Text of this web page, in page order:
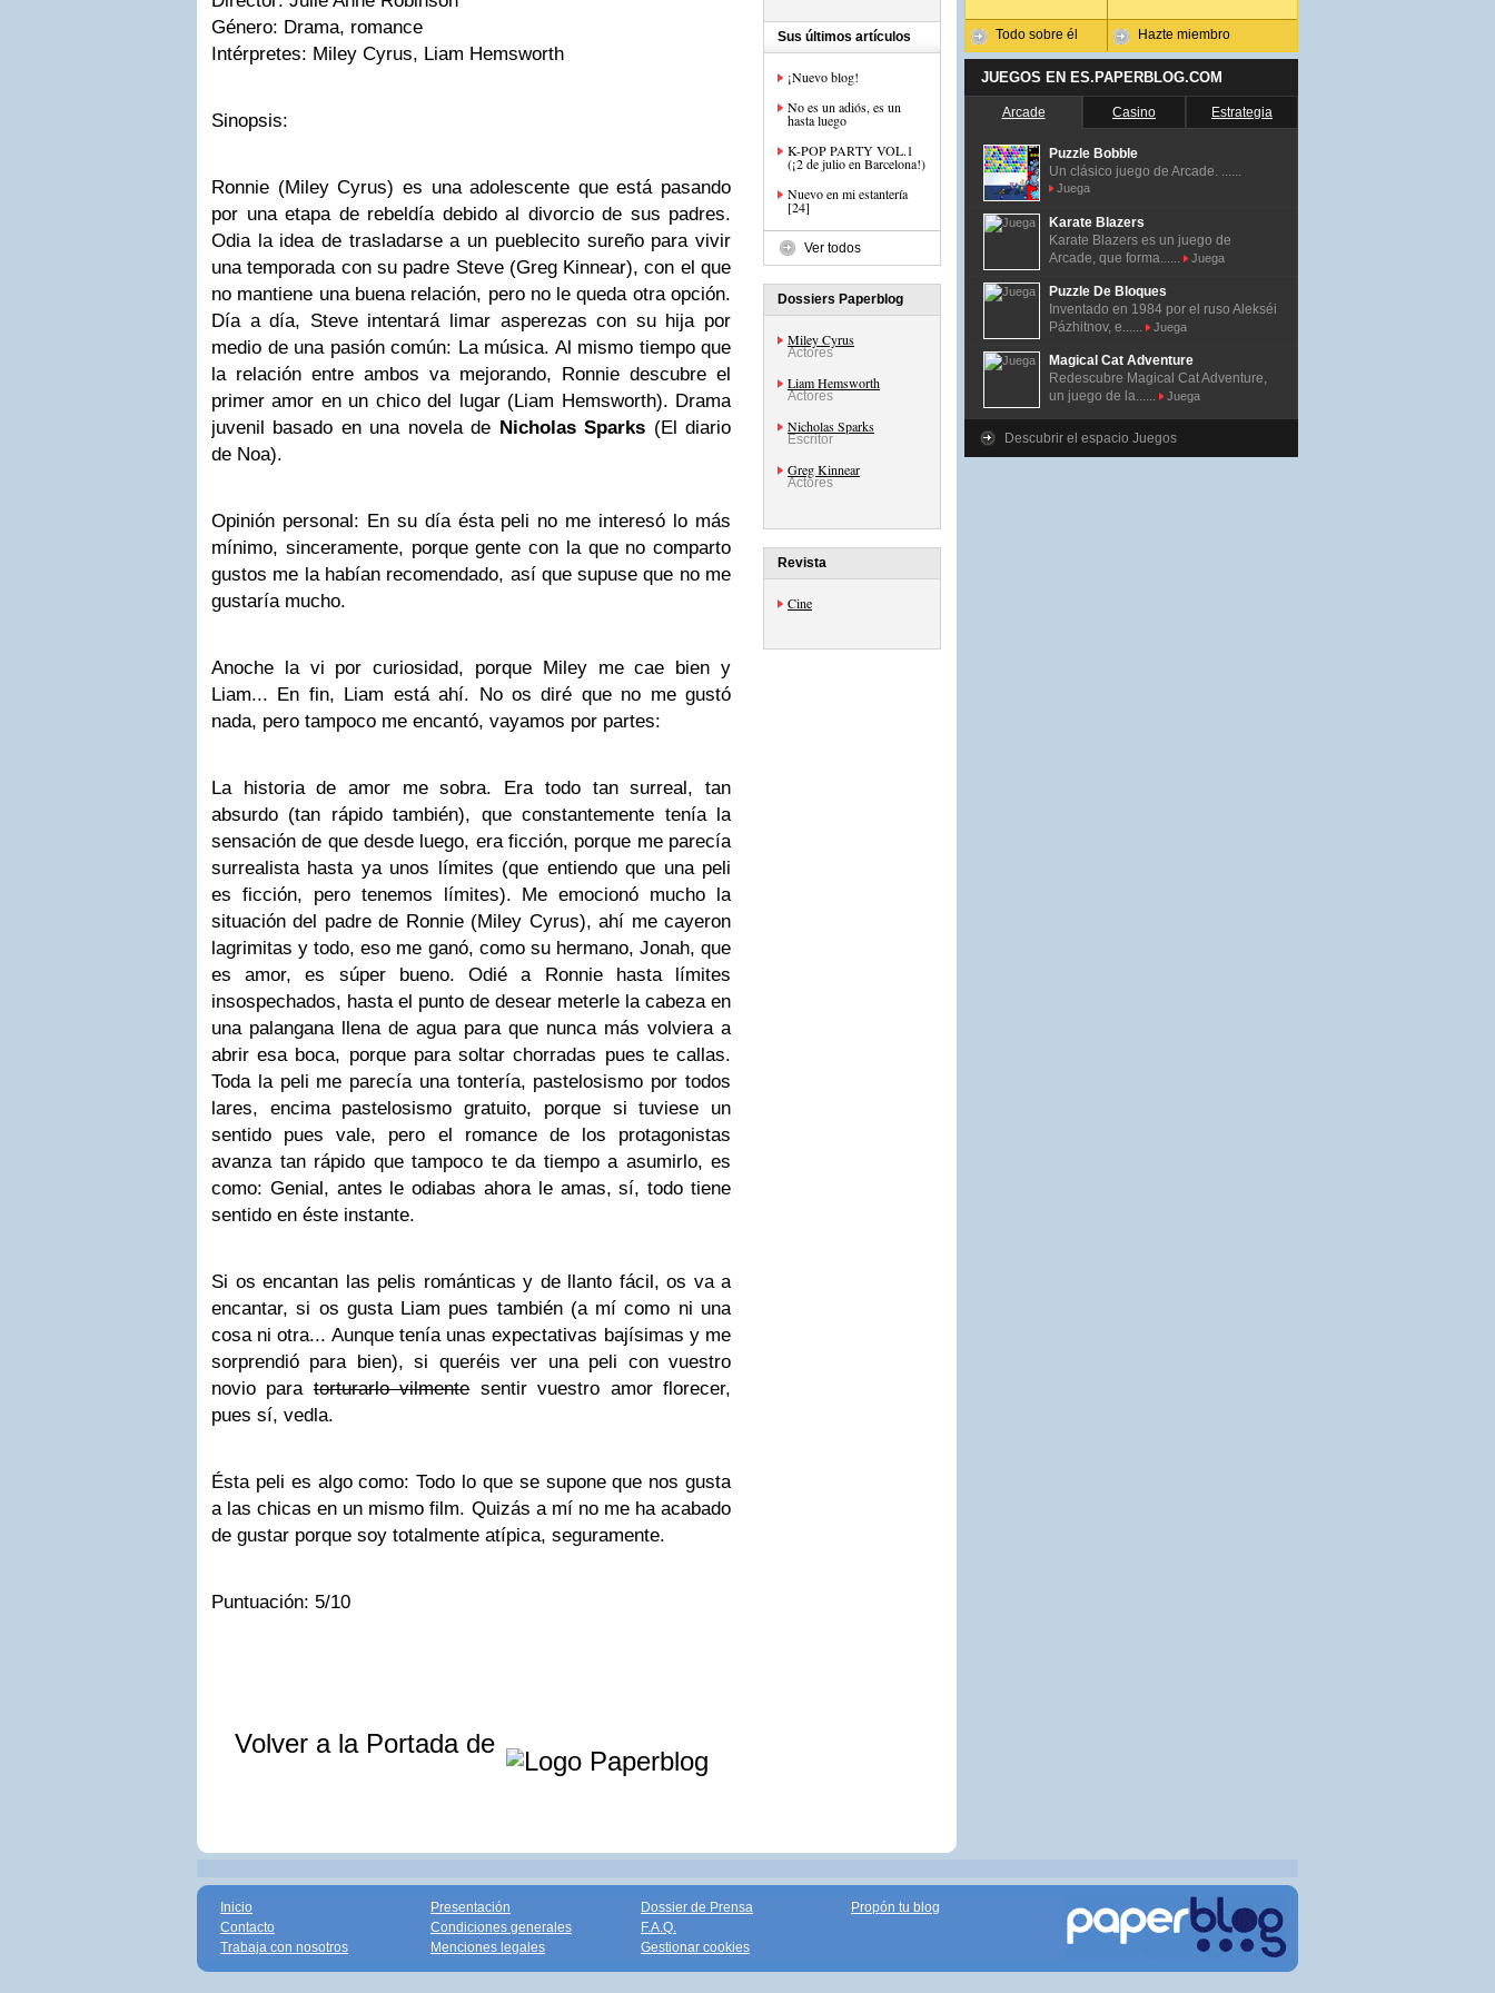
Género: Drama, romance
Intérpretes: Miley Cyrus, Liam Hemsworth
Sinopsis:
Ronnie (Miley Cyrus) es una adolescente que está pasando
por una etapa de rebeldía debido al divorcio de sus padres.
Odia la idea de trasladarse a un pueblecito sureño para vivir
una temporada con su padre Steve (Greg Kinnear), con el que
no mantiene una buena relación, pero no le queda otra opción.
Día a día, Steve intentará limar asperezas con su hija por
medio de una pasión común: La música. Al mismo tiempo que
la relación entre ambos va mejorando, Ronnie descubre el
primer amor en un chico del lugar (Liam Hemsworth). Drama
juvenil basado en una novela de Nicholas Sparks (El diario
de Noa).
Opinión personal: En su día ésta peli no me interesó lo más
mínimo, sinceramente, porque gente con la que no comparto
gustos me la habían recomendado, así que supuse que no me
gustaría mucho.
Anoche la vi por curiosidad, porque Mileyme cae bien y
Liam... En fin, Liam está ahí. No os diré que no me gustó
nada, pero tampoco me encantó, vayamos por partes:
La historia de amor me sobra. Era todo tan surreal, tan
absurdo (tan rápido también), que constantemente tenía la
sensación de que desde luego, era ficción, porque me parecía
surrealista hasta ya unos límites (que entiendo que una peli
es ficción, pero tenemos límites). Me emocionó mucho la
situación del padre de Ronnie(Miley Cyrus), ahí me cayeron
lagrimitas y todo, eso me ganó, como su hermano, Jonah, que
es amor, es súper bueno.Odié a Ronniehasta límites
insospechados, hasta el punto de desear meterle la cabeza en
una palangana llena de agua para que nunca más volviera a
abrir esa boca, porque para soltar chorradas pues te callas.
Toda la peli me parecía una tontería, pastelosismo por todos
lares, encima pastelosismo gratuito, porque si tuviese un
sentido pues vale, pero el romance de los protagonistas
avanza tan rápido que tampoco te da tiempo a asumirlo, es
como: Genial, antes le odiabas ahora le amas, sí, todo tiene
sentido en éste instante.
Si os encantan las pelis románticas y de llanto fácil, os va a
encantar, si os gusta Liam pues también (a mí como ni una
cosa ni otra... Aunque tenía unas expectativas bajísimas y me
sorprendió para bien), si queréis ver una peli con vuestro
novio paratorturarlo vilmentesentir vuestro amor florecer,
pues sí, vedla.
Ésta peli es algo como: Todo lo que se supone que nos gusta
a las chicas en un mismo film. Quizás a mí no me ha acabado
de gustar porque soy totalmente atípica, seguramente.
Puntuación: 5/10
Volver a la Portada de
Sus últimos artículos
¡Nuevo blog!
No es un adiós, es un
hasta luego
K-POP PARTY VOL.1
(¡2 de julio en Barcelona!)
Nuevo en mi estantería
[24]
Ver todos
Dossiers Paperblog
Miley Cyrus
Actores
Liam Hemsworth
Actores
Nicholas Sparks
Escritor
Greg Kinnear
Actores
Revista
Cine
Todo sobre él Hazte miembro
JUEGOS EN ES.PAPERBLOG.COM
Arcade Casino Estrategia
Puzzle Bobble
Un clásico juego de Arcade. ......
Juega
Karate Blazers
Karate Blazers es un juego de
Arcade, que forma......
Juega
Puzzle De Bloques
Inventado en 1984 por el ruso Alekséi
Pázhitnov, e......
Juega
Magical Cat Adventure
Redescubre Magical Cat Adventure,
un juego de la......
Juega
Descubrir el espacio Juegos
Inicio
Contacto
Trabaja con nosotros
Presentación
Condiciones generales
Menciones legales
Dossier de Prensa
F.A.Q.
Gestionar cookies
Propón tu blog